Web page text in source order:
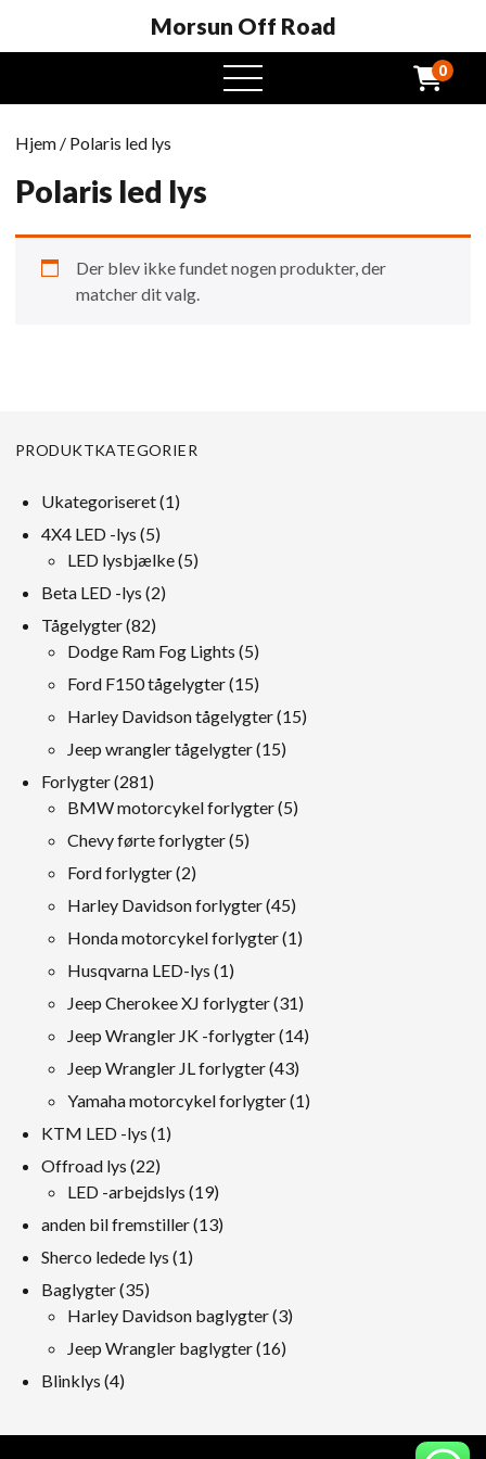
Morsun Off Road
Åben
menu
0
Hjem / Polaris led lys
Polaris led lys
Der blev ikke fundet nogen produkter, der
matcher dit valg.
PRODUKTKATEGORIER
Ukategoriseret 11
4X4 LED -lys 55
produkter
LED lysbjælke 55
Beta LED -lys 22
Tågelygter 8282
produkter
Dodge Ram Fog Lights 55
produkter
Ford F150 tågelygter 1515
produkter
Harley Davidson tågelygter 1515
Jeep wrangler tågelygter 1515
Forlygter 281281
produkter
BMW motorcykel forlygter 55
Chevy førte forlygter 55
Ford forlygter 22
produkter
Harley Davidson forlygter 4545
produkter
Honda motorcykel forlygter 11
Husqvarna LED-lys 11
produkt
Jeep Cherokee XJ forlygter 3131
produkter
Jeep Wrangler JK -forlygter 1414
Jeep Wrangler JL forlygter 4343
produkter
Yamaha motorcykel forlygter 11
KTM LED -lys 11
Offroad lys 2222
produkter
LED -arbejdslys 1919
produkter
anden bil fremstiller 1313
Sherco ledede lys 11
Baglygter 3535
produkter
Harley Davidson baglygter 33
Jeep Wrangler baglygter 1616
Blinklys 44